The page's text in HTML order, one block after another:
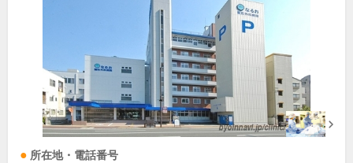
所在地・電話番号